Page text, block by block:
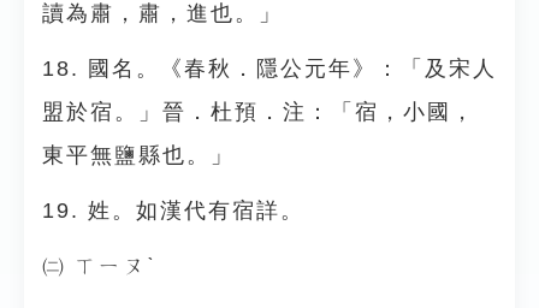
讀為肅，肅，進也。」
18. 國名。《春秋．隱公元年》：「及宋人
盟於宿。」晉．杜預．注：「宿，小國，
東平無鹽縣也。」
19. 姓。如漢代有宿詳。
㈡ ㄒㄧㄡˋ